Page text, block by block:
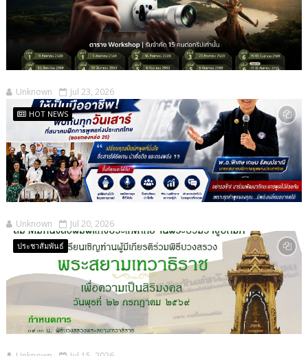
Unknown Jul 23, 2026
HOT NEWS
Unknown Jul 20, 2026
ประชาสัมพันธ์